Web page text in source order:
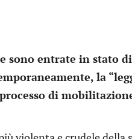
entrate in stato
la
di